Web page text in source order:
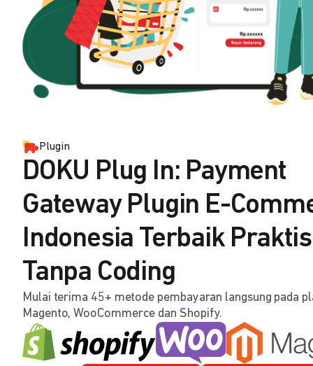
Plugin
DOKU Plug In: Payment
Gateway Plugin E-
Indonesia Terbaik Praktis
Tanpa Coding
Mulai terima 45+ metode pembayaran langsung pada
Magento, WooCommerce dan Shopify.